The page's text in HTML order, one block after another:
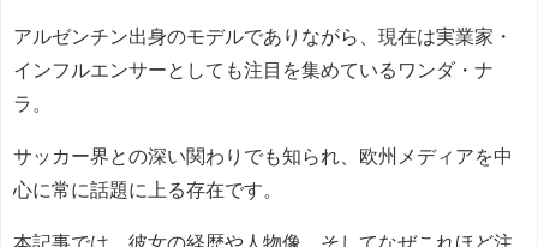
アルゼンチン出身のモデルでありながら、現在は実業家・
インフルエンサーとしても注目を集めているワンダ・ナ
ラ。
サッカー界との深い関わりでも知られ、欧州メディアを中
心に常に話題に上る存在です。
本記事では、彼女の経歴や人物像、そしてなぜこれほど注